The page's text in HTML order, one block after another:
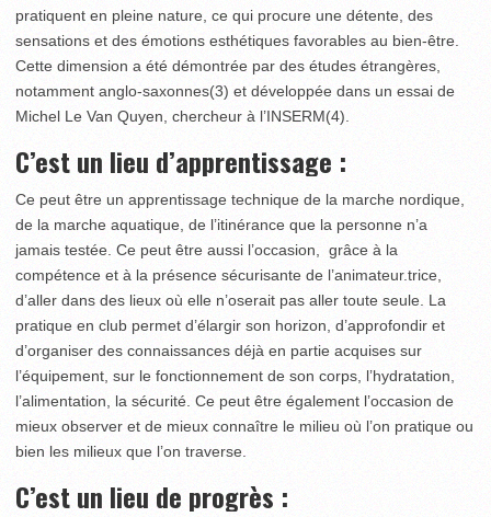
pratiquent en pleine nature, ce qui procure une détente, des
sensations et des émotions esthétiques favorables au bien-être.
Cette dimension a été démontrée par des études étrangères,
notamment anglo-saxonnes(3) et développée dans un essai de
Michel Le Van Quyen, chercheur à l’INSERM(4)
C’est un lieu d’apprentissage :
Ce peut être un apprentissage technique de la marche nordique,
de la marche aquatique, de l’itinérance que la personne n’a
jamais testée. Ce peut être aussi l’occasion, grâce à la
compétence et à la présence sécurisante de l’animateur.trice,
d’aller dans des lieux où elle n’oserait pas aller toute seule. La
pratique en club permet d’élargir son horizon, d’approfondir et
d’organiser des connaissances déjà en partie acquises sur
l’équipement, sur le fonctionnement de son corps, l’hydratation,
l’alimentation, la sécurité. Ce peut être également l’occasion de
mieux observer et de mieux connaître le milieu où l’on pratique ou
bien les milieux que l’on traverse.
C’est un lieu de progrès :